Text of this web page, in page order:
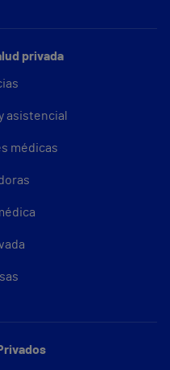
privada
asistencial
médicas